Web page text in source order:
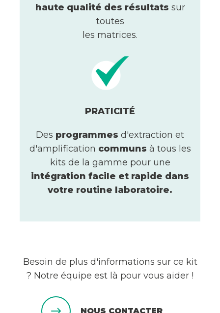
haute qualité des résultats sur
toutes
les matrices.
PRATICITÉ
Des programmes d'extraction et
d'amplification communs à tous les
kits de la gamme pour une
intégration facile et rapide dans
votre routine laboratoire.
Besoin de plus d'informations sur ce kit
? Notre équipe est là pour vous aider !
NOUS CONTACTER